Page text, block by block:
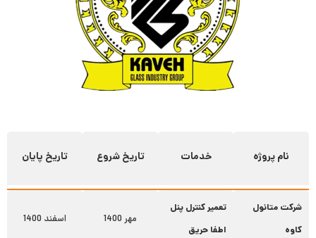
نام پروژه خدمات تاریخ شروع تاریخ پایان
شرکت متانول
کاوه
تعمیر کنترل پنل
اطفا حریق
مهر 1400 اسفند 1400